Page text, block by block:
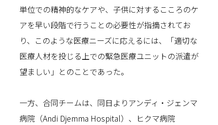
単位での精神的なケアや、子供に対するこころのケ
アを早い段階で行うことの必要性が指摘されてお
り、このような医療ニーズに応えるには、「適切な
医療人材を投じる上での緊急医療ユニットの派遣が
望ましい」とのことであった。
一方、合同チームは、同日よりアンディ・ジェンマ
病院（Andi Djemma Hospital）、ヒクマ病院